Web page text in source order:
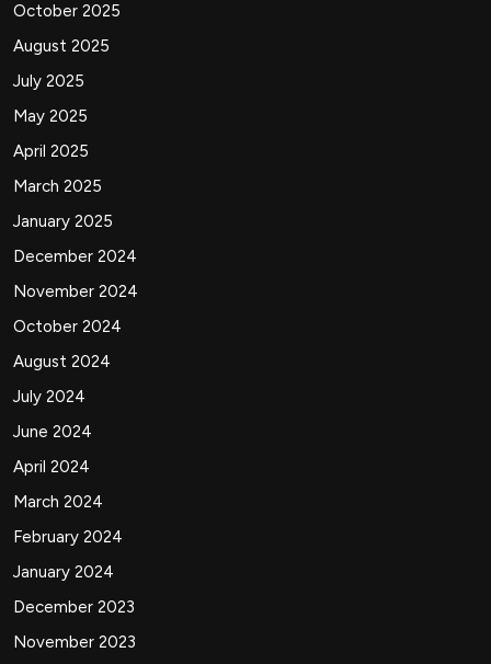
October 2025
August 2025
July 2025
May 2025
April 2025
March 2025
January 2025
December 2024
November 2024
October 2024
August 2024
July 2024
June 2024
April 2024
March 2024
February 2024
January 2024
December 2023
November 2023